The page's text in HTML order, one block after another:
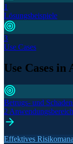
1
Lösungsbeispiele
3
Use Cases
Use Cases in
Betrugs- und
2
Effektives